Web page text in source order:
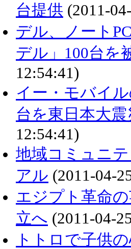
台提供 (2011-
デル、ノート
デル」100台を
12:54:41)
イー・モバイ
台を東日本大
12:54:41)
地域コミュニ
アル (2011-04-
エジプト革命
立へ (2011-04-
トトロで子供